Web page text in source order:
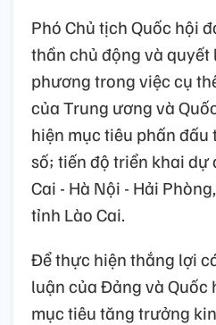
Phó Chủ tịch Quốc hội
thần chủ động và quyết
phương trong việc cụ
của Trung ương và
hiện mục tiêu phấn
số; tiến độ triển khai dự
Cai - Hà Nội - Hải
tỉnh Lào Cai.
Để thực hiện thắng lợi
luận của Đảng và Quốc
mục tiêu tăng trưởng